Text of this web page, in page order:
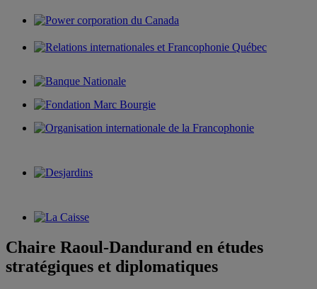
Chaire Raoul-Dandurand en études
stratégiques et diplomatiques